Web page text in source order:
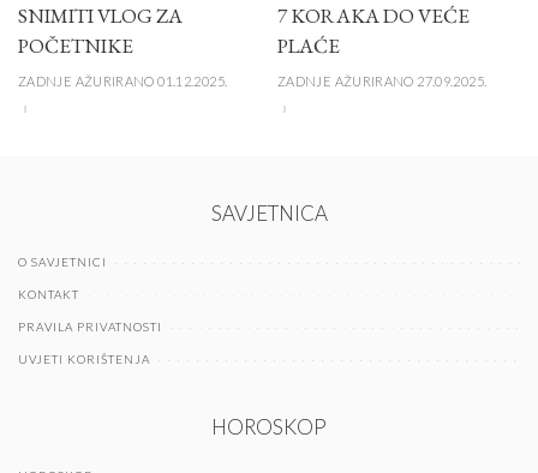
SNIMITI VLOG ZA
POČETNIKE
ZADNJE AŽURIRANO 01.12.2025.
7 KORAKA DO VEĆE
PLAĆE
ZADNJE AŽURIRANO 27.09.2025.
SAVJETNICA
O SAVJETNICI
KONTAKT
PRAVILA PRIVATNOSTI
UVJETI KORIŠTENJA
HOROSKOP